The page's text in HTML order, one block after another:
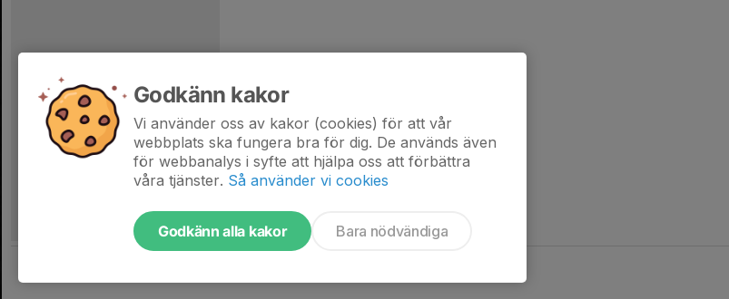
Godkänn kakor
Vi använder oss av kakor (cookies) för att vår
webbplats ska fungera bra för dig. De används även
för webbanalys i syfte att hjälpa oss att förbättra
våra tjänster. Så använder vi cookies
Godkänn alla kakor Bara nödvändiga